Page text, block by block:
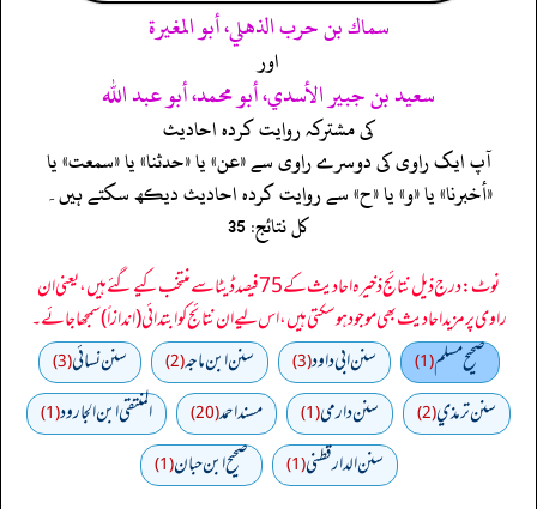
سماك بن حرب الذهلي، أبو المغيرة
اور
سعيد بن جبير الأسدي، أبو محمد، أبو عبد الله
کی مشترکہ روایت کردہ احادیث
آپ ایک راوی کی دوسرے راوی سے «عن» یا «حدثنا» یا «سمعت» یا
«أخبرنا» یا «و» یا «ح» سے روایت کردہ احادیث دیکھ سکتے ہیں۔
کل نتائج: 35
نوٹ: درج ذیل نتائج ذخیرہ احادیث کے 75 فیصد ڈیٹا سے منتخب کیے گئے ہیں، یعنی ان
راوی پر مزید احادیث بھی موجود ہو سکتی ہیں، اس لیے ان نتائج کو ابتدائی (اندازاً) سمجھا جائے۔
صحيح مسلم(1) سنن ابي داود(3) سنن ابن ماجه(2) سنن نسائي(3)
سنن ترمذي(2) سنن دارمي(1) مسند احمد(20) المنتقى ابن الجارود(1)
سنن الدارقطني(1) صحیح ابن حبان(1)